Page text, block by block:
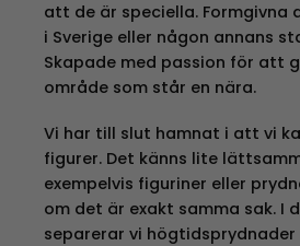
att de är speciella. Formgivna
i Sverige eller någon annans
Skapade med passion för att
område som står en nära.
Vi har till slut hamnat i att vi
figurer. Det känns lite
exempelvis figuriner eller
om det är exakt samma sak. I
separerar vi